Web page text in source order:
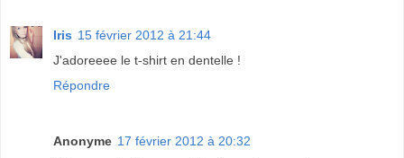
Iris 15 février 2012 à 21:44
J'adoreeee le t-shirt en dentelle !
Répondre
Anonyme 17 février 2012 à 20:32